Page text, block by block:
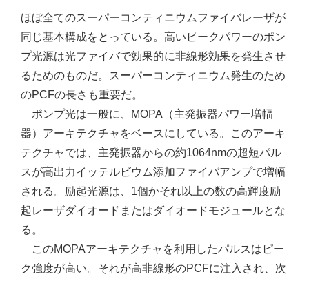
ほぼ全てのスーパーコンティニウムファイバレーザが
同じ基本構成をとっている。高いピークパワーのポン
プ光源は光ファイバで効果的に非線形効果を発生させ
るためのものだ。スーパーコンティニウム発生のため
のPCFの長さも重要だ。
ポンプ光は一般に、MOPA（主発振器パワー増幅
器）アーキテクチャをベースにしている。このアーキ
テクチャでは、主発振器からの約1064nmの超短パル
スが高出力イッテルビウム添加ファイバアンプで増幅
される。励起光源は、1個かそれ以上の数の高輝度励
起レーザダイオードまたはダイオードモジュールとな
る。
このMOPAアーキテクチャを利用したパルスはピー
ク強度が高い。それが高非線形のPCFに注入され、次